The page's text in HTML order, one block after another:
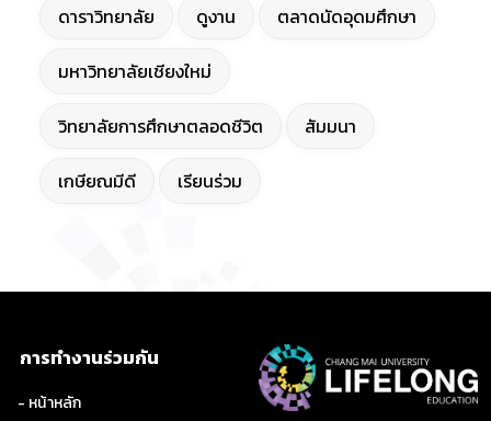
ดาราวิทยาลัย ดูงาน ตลาดนัดอุดมศึกษา
มหาวิทยาลัยเชียงใหม่
วิทยาลัยการศึกษาตลอดชีวิต สัมมนา
เกษียณมีดี เรียนร่วม
การทำงานร่วมกัน
- หน้าหลัก